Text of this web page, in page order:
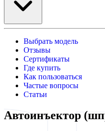
Выбрать модель
Отзывы
Сертификаты
Где купить
Как пользоваться
Частые вопросы
Статьи
Автоинъектор